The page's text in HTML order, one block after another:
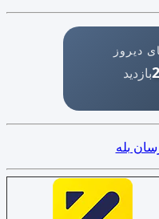
دیروز
بازدید
بله